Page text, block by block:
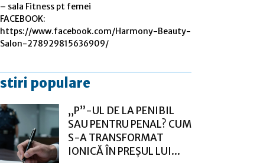
– sala Fitness pt femei
FACEBOOK:
https://www.facebook.com/Harmony-Beauty-
Salon-278929815636909/
stiri populare
„P”-UL DE LA PENIBIL
SAU PENTRU PENAL? CUM
S-A TRANSFORMAT
IONICĂ ÎN PREȘUL LUI...